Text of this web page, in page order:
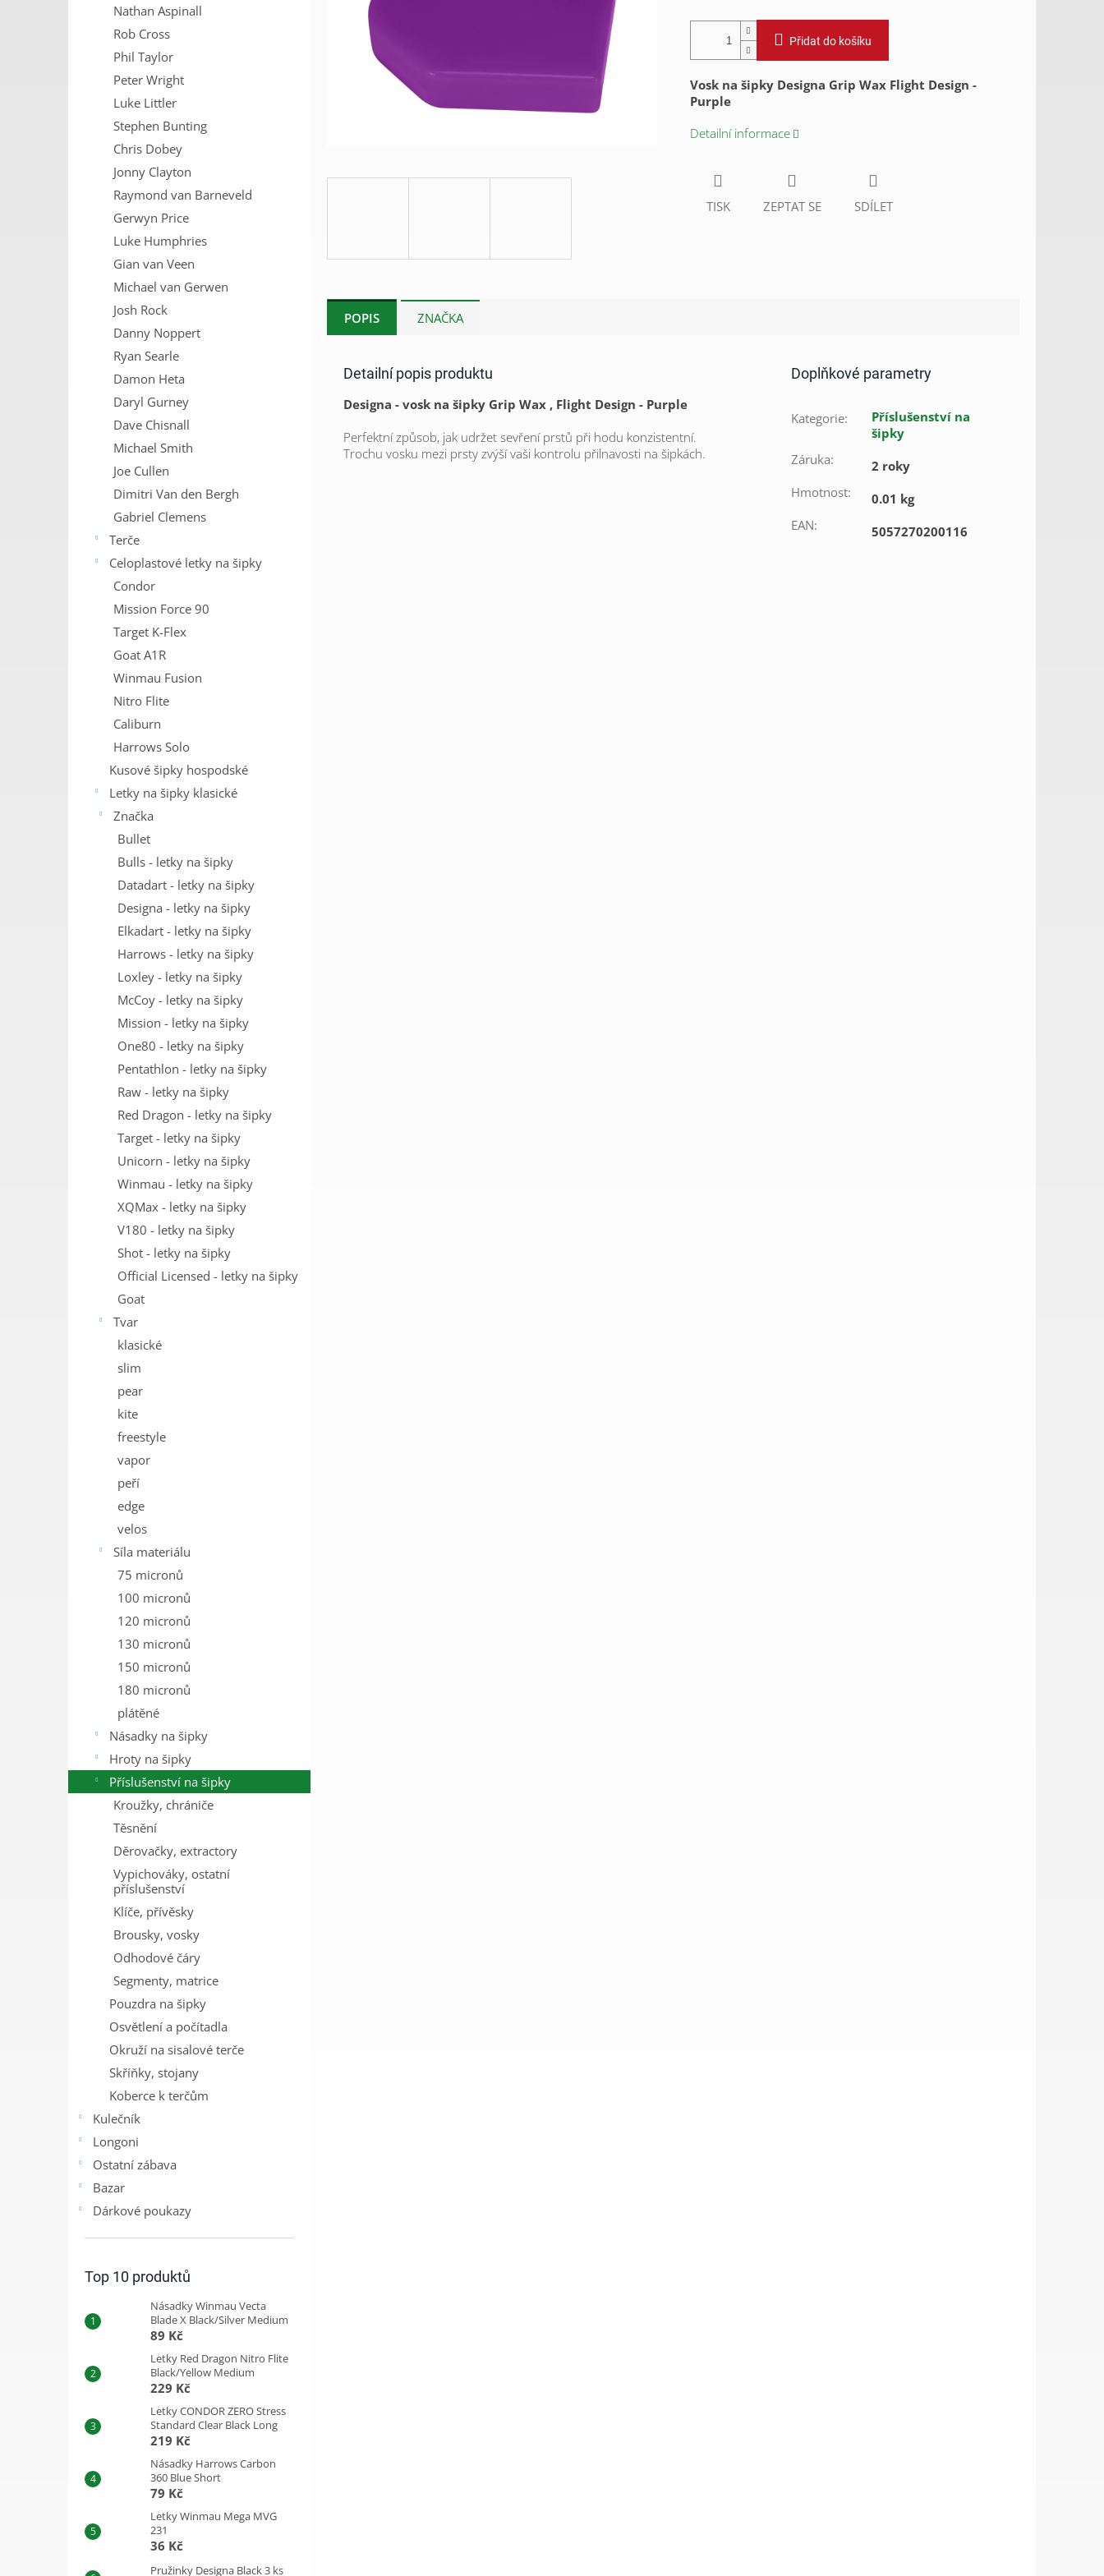
Nathan Aspinall
Rob Cross
Phil Taylor
Peter Wright
Luke Littler
Stephen Bunting
Chris Dobey
Jonny Clayton
Raymond van Barneveld
Gerwyn Price
Luke Humphries
Gian van Veen
Michael van Gerwen
Josh Rock
Danny Noppert
Ryan Searle
Damon Heta
Daryl Gurney
Dave Chisnall
Michael Smith
Joe Cullen
Dimitri Van den Bergh
Gabriel Clemens
Terče
Celoplastové letky na šipky
Condor
Mission Force 90
Target K-Flex
Goat A1R
Winmau Fusion
Nitro Flite
Caliburn
Harrows Solo
Kusové šipky hospodské
Letky na šipky klasické
Značka
Bullet
Bulls - letky na šipky
Datadart - letky na šipky
Designa - letky na šipky
Elkadart - letky na šipky
Harrows - letky na šipky
Loxley - letky na šipky
McCoy - letky na šipky
Mission - letky na šipky
One80 - letky na šipky
Pentathlon - letky na šipky
Raw - letky na šipky
Red Dragon - letky na šipky
Target - letky na šipky
Unicorn - letky na šipky
Winmau - letky na šipky
XQMax - letky na šipky
V180 - letky na šipky
Shot - letky na šipky
Official Licensed - letky na šipky
Goat
Tvar
klasické
slim
pear
kite
freestyle
vapor
peří
edge
velos
Síla materiálu
75 micronů
100 micronů
120 micronů
130 micronů
150 micronů
180 micronů
plátěné
Násadky na šipky
Hroty na šipky
Příslušenství na šipky
Kroužky, chrániče
Těsnění
Děrovačky, extractory
Vypichováky, ostatní
příslušenství
Klíče, přívěsky
Brousky, vosky
Odhodové čáry
Segmenty, matrice
Pouzdra na šipky
Osvětlení a počítadla
Okruží na sisalové terče
Skříňky, stojany
Koberce k terčům
Kulečník
Longoni
Ostatní zábava
Bazar
Dárkové poukazy
Top 10 produktů
Násadky Winmau Vecta
Blade X Black/Silver Medium
89 Kč
Letky Red Dragon Nitro Flite
Black/Yellow Medium
229 Kč
Letky CONDOR ZERO Stress
Standard Clear Black Long
219 Kč
Násadky Harrows Carbon
360 Blue Short
79 Kč
Letky Winmau Mega MVG
231
36 Kč
Pružinky Designa Black 3 ks
Přidat do košíku
Vosk na šipky Designa Grip Wax Flight Design -
Purple
Detailní informace
TISK ZEPTAT SE SDÍLET
POPIS ZNAČKA
Detailní popis produktu
Designa - vosk na šipky Grip Wax , Flight Design - Purple
Perfektní způsob, jak udržet sevření prstů při hodu konzistentní.
Trochu vosku mezi prsty zvýší vaši kontrolu přilnavosti na šipkách.
Doplňkové parametry
Kategorie:
Příslušenství na
šipky
Záruka:
2 roky
Hmotnost:
0.01 kg
EAN: 5057270200116